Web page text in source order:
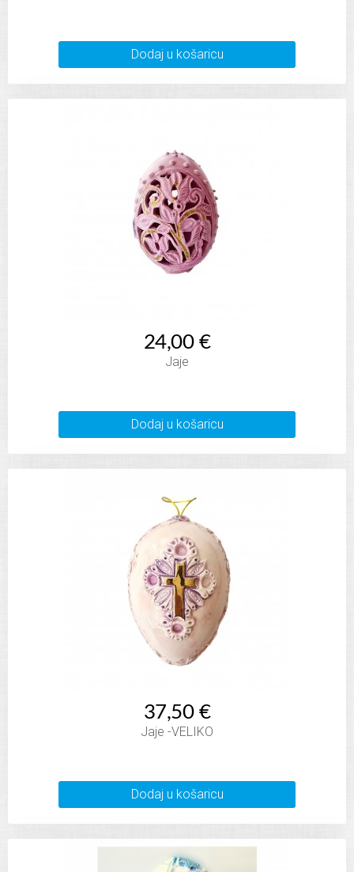
Dodaj u košaricu
24,00 €
Jaje
Dodaj u košaricu
37,50 €
Jaje -VELIKO
Dodaj u košaricu